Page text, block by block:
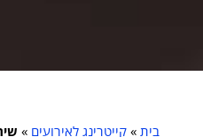
בית » קייטרינג לאירועים »